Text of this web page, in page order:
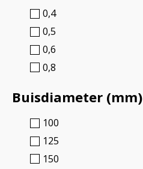
0,4
0,5
0,6
0,8
Buisdiameter (mm)
100
125
150